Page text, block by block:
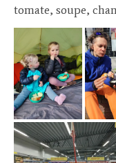
tomate, soupe,